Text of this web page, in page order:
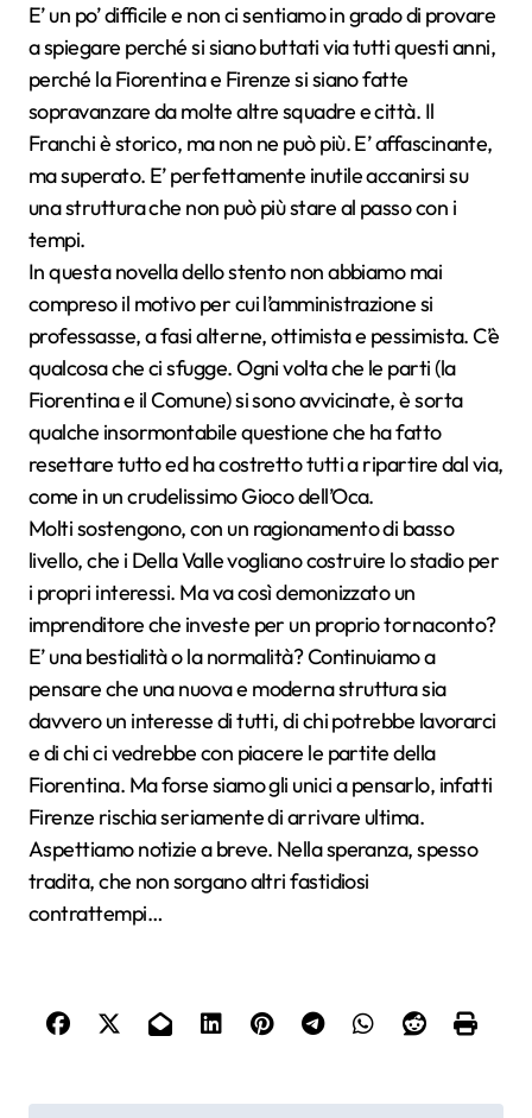
E’ un po’ difficile e non ci sentiamo in grado di provare
a spiegare perché si siano buttati via tutti questi anni,
perché la Fiorentina e Firenze si siano fatte
sopravanzare da molte altre squadre e città. Il
Franchi è storico, ma non ne può più. E’ affascinante,
ma superato. E’ perfettamente inutile accanirsi su
una struttura che non può più stare al passo con i
tempi.
In questa novella dello stento non abbiamo mai
compreso il motivo per cui l’amministrazione si
professasse, a fasi alterne, ottimista e pessimista. C’è
qualcosa che ci sfugge. Ogni volta che le parti (la
Fiorentina e il Comune) si sono avvicinate, è sorta
qualche insormontabile questione che ha fatto
resettare tutto ed ha costretto tutti a ripartire dal via,
come in un crudelissimo Gioco dell’Oca.
Molti sostengono, con un ragionamento di basso
livello, che i Della Valle vogliano costruire lo stadio per
i propri interessi. Ma va così demonizzato un
imprenditore che investe per un proprio tornaconto?
E’ una bestialità o la normalità? Continuiamo a
pensare che una nuova e moderna struttura sia
davvero un interesse di tutti, di chi potrebbe lavorarci
e di chi ci vedrebbe con piacere le partite della
Fiorentina. Ma forse siamo gli unici a pensarlo, infatti
Firenze rischia seriamente di arrivare ultima.
Aspettiamo notizie a breve. Nella speranza, spesso
tradita, che non sorgano altri fastidiosi
contrattempi…